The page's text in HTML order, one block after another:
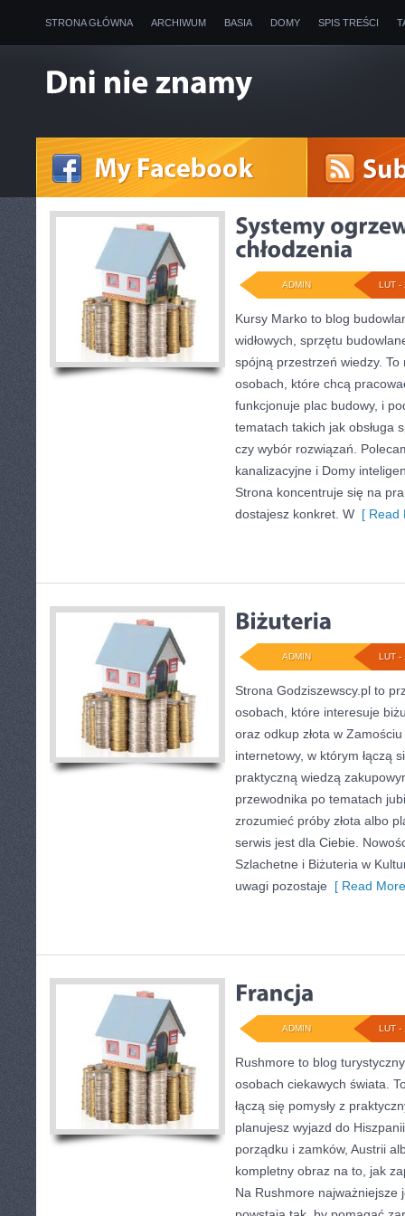
STRONA GŁÓWNA ARCHIWUM BASIA DOMY SPIS TREŚCI
LUT -
ADMIN
Kursy Marko to blog
widłowych, sprzętu
spójną przestrzeń wiedzy.
osobach, które chcą
funkcjonuje plac budowy, i
tematach takich jak obsługa
czy wybór rozwiązań.
kanalizacyjne i Domy
Strona koncentruje się na
dostajesz konkret. W [ Read
LUT -
ADMIN
Strona Godziszewscy.pl to
osobach, które interesuje
oraz odkup złota w
internetowy, w którym łączą
praktyczną wiedzą
przewodnika po tematach
zrozumieć próby złota albo
serwis jest dla Ciebie.
Szlachetne i Biżuteria w
uwagi pozostaje [ Read
LUT -
ADMIN
Rushmore to blog
osobach ciekawych świata.
łączą się pomysły z
planujesz wyjazd do
porządku i zamków, Austrii
kompletny obraz na to, jak
Na Rushmore najważniejsze